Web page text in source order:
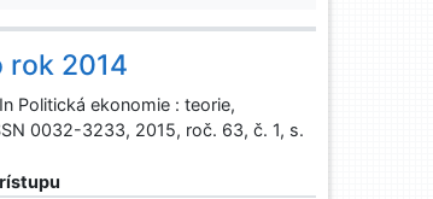
rok 2014
Politická ekonomie : teorie,
0032-3233, 2015, roč. 63, č. 1, s.